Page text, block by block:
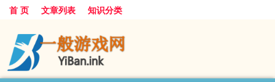
首 页 文章列表 知识分类